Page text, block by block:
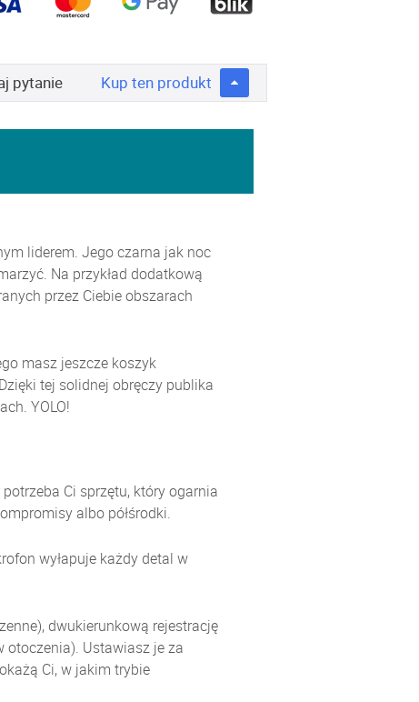
pytanie Kup ten produkt
liderem. Jego czarna jak noc
Na przykład dodatkową
przez Ciebie obszarach
masz jeszcze koszyk
tej solidnej obręczy publika
YOLO!
Ci sprzętu, który ogarnia
albo półśrodki.
wyłapuje każdy detal w
dwukierunkową rejestrację
Ustawiasz je za
Ci, w jakim trybie